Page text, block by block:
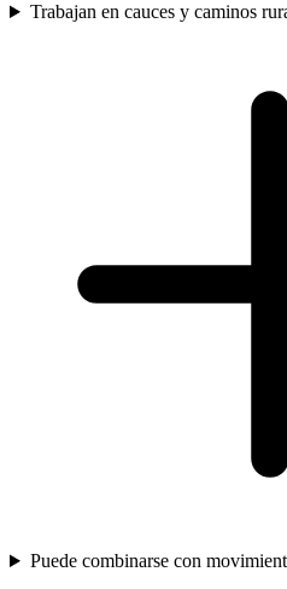
Trabajan en cauces y caminos
Puede combinarse con